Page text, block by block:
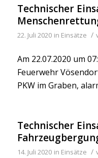
Technischer
22. Juli 2020 in Einsätze /
Am 22.07.2020 um
Feuerwehr
PKW im Graben,
Technischer
14. Juli 2020 in Einsätze /